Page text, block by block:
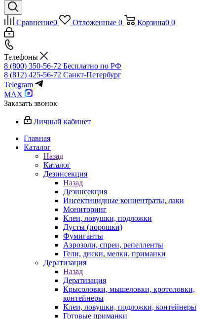
Сравнение0 Отложенные 0 Корзина0 0
Телефоны
8 (800) 350-56-72 Бесплатно по РФ
8 (812) 425-56-72 Санкт-Петербург
Telegram
MAX
Заказать звонок
Личный кабинет
Главная
Каталог
Назад
Каталог
Дезинсекция
Назад
Дезинсекция
Инсектицидные концентраты, лаки
Мониторинг
Клеи, ловушки, подложки
Дусты (порошки)
Фумиганты
Аэрозоли, спреи, репелленты
Гели, диски, мелки, приманки
Дератизация
Назад
Дератизация
Крысоловки, мышеловки, кротоловки,
контейнеры
Клеи, ловушки, подложки, контейнеры
Готовые приманки